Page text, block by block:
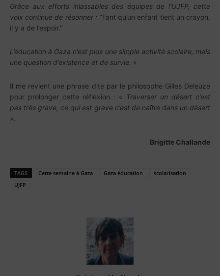
Grâce aux efforts inlassables des équipes de l’UJFP, cette
voix continue de résonner : “Tant qu’un enfant tient un crayon,
il y a de l’espoir.”
L’éducation à Gaza n’est plus une simple activité scolaire, mais
une question d’existence et de survie. »
Il me revient une phrase dite par le philosophe Gilles Deleuze
pour prolonger cette réflexion : «
Traverser un désert c’est
pas très grave, ce qui est grave c’est de naître dans un désert
».
Brigitte Challande
TAGS Cette semaine à Gaza Gaza éducation
scolarisation
UJFP